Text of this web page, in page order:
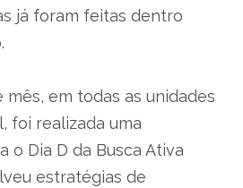
já foram feitas dentro
mês, em todas as unidades
foi realizada uma
o Dia D da Busca Ativa
estratégias de